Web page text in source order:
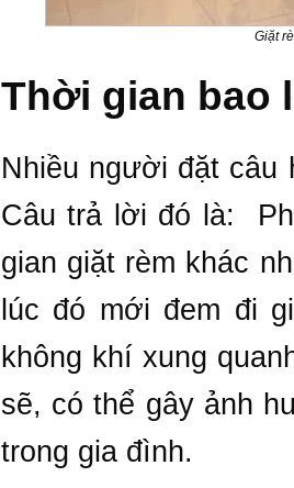
Giặt
Thời gian bao
Nhiều người đặt câu
Câu trả lời đó là:
gian giặt rèm khác
lúc đó mới đem đi
không khí xung
sẽ, có thể gây ảnh
trong gia đình.